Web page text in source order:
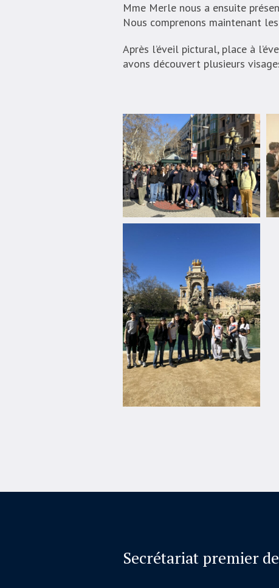
Mme Merle nous a ensuite
Nous comprenons maintenant
Après l’éveil pictural, place à
avons découvert plusieurs
Secrétariat premier